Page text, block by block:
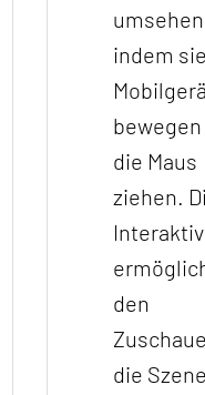
indem
die Maus
ziehen.
den
die